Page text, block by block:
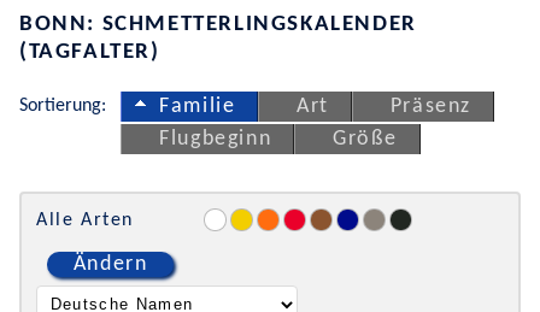
BONN: SCHMETTERLINGSKALENDER
(TAGFALTER)
Sortierung: Familie Art
Präsenz
Flugbeginn
Größe
Alle Arten
Ändern